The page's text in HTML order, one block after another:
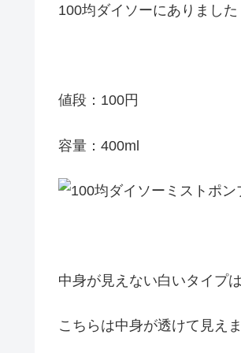
100均ダイソーにありまし
値段：100円
容量：400ml
中身が見えない白いタイプ
こちらは中身が透けて見えま